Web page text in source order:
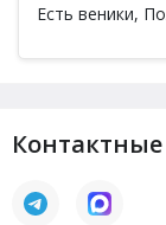
Есть веники,